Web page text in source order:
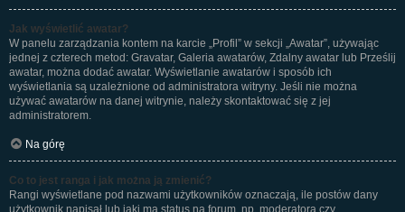
Jak wyświetlić awatar?
W panelu zarządzania kontem na karcie „Profil” w sekcji „Awatar”, używając
jednej z czterech metod: Gravatar, Galeria awatarów, Zdalny awatar lub Prześlij
awatar, można dodać awatar. Wyświetlanie awatarów i sposób ich
wyświetlania są uzależnione od administratora witryny. Jeśli nie można
używać awatarów na danej witrynie, należy skontaktować się z jej
administratorem.
Na górę
Co to jest ranga i jak można ją zmienić?
Rangi wyświetlane pod nazwami użytkowników oznaczają, ile postów dany
użytkownik napisał lub jaki ma status na forum, np. moderatora czy